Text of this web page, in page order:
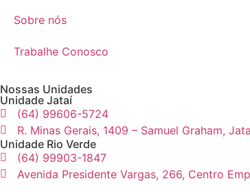
Sobre nós
Trabalhe Conosco
Nossas Unidades
Unidade Jataí
(64) 99606-5724
R. Minas Gerais, 1409 – Samuel Graham,
Unidade Rio Verde
(64) 99903-1847
Avenida Presidente Vargas, 266, Centro